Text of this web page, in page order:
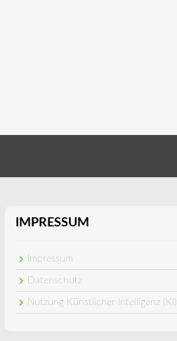
IMPRESSUM
Impressum
Datenschutz
Nutzung Künstlicher Intelligenz (KI)